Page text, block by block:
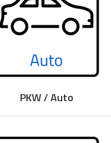
PKW / Auto